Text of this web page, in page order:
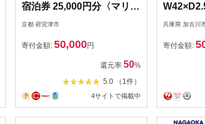
宿泊券 25,000円分〈マリン
トピアリゾート14施設から
＆リゾートヴィラ)〉
京都 府宮津市
寄付金額: 50,000円
還元率 50%
5.0 （1件）
4サイトで掲載中
身インテ
兵庫県 加古川
寄付金額: